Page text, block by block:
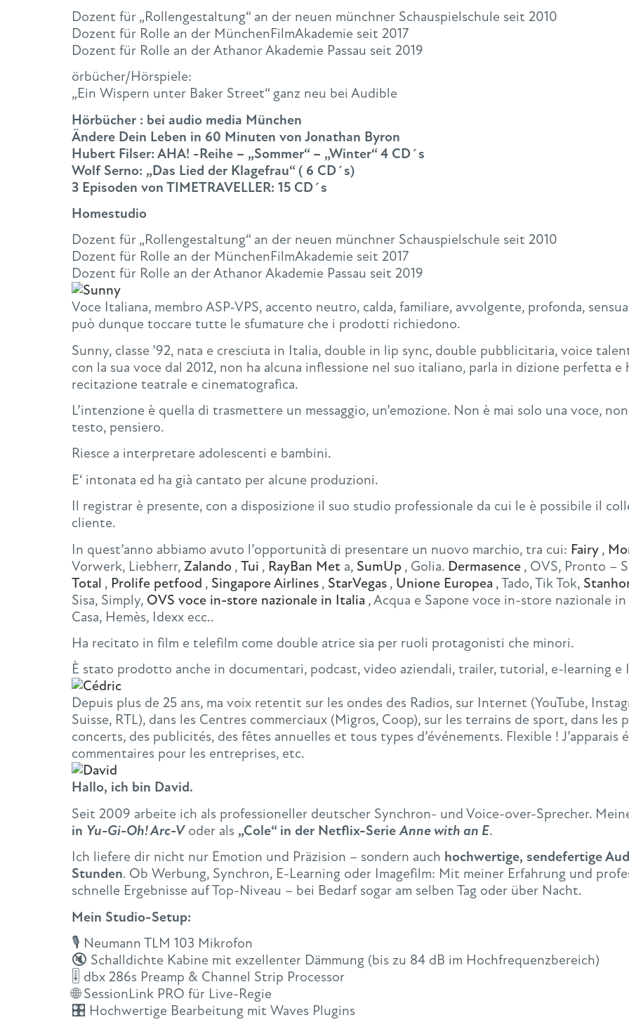
Dozent für „Rollengestaltung“ an der neuen münchner Schauspielschule seit 2010
Dozent für Rolle an der MünchenFilmAkademie seit 2017
Dozent für Rolle an der Athanor Akademie Passau seit 2019
örbücher/Hörspiele:
„Ein Wispern unter Baker Street“ ganz neu bei Audible
Hörbücher : bei audio media München
Ändere Dein Leben in 60 Minuten von Jonathan Byron
Hubert Filser: AHA! -Reihe – „Sommer“ – „Winter“ 4 CD´s
Wolf Serno: „Das Lied der Klagefrau“ ( 6 CD´s)
3 Episoden von TIMETRAVELLER: 15 CD´s
Homestudio
Dozent für „Rollengestaltung“ an der neuen münchner Schauspielschule seit 2010
Dozent für Rolle an der MünchenFilmAkademie seit 2017
Dozent für Rolle an der Athanor Akademie Passau seit 2019
Voce Italiana, membro ASP-VPS, accento neutro, calda, familiare, avvolgente, profonda,
può dunque toccare tutte le sfumature che i prodotti richiedono.
Sunny, classe ’92, nata e cresciuta in Italia, double in lip sync, double pubblicitaria, voice
con la sua voce dal 2012, non ha alcuna inflessione nel suo italiano, parla in dizione perfetta
recitazione teatrale e cinematografica.
L’intenzione è quella di trasmettere un messaggio, un’emozione. Non è mai solo una voce,
testo, pensiero.
Riesce a interpretare adolescenti e bambini.
E‘ intonata ed ha già cantato per alcune produzioni.
Il registrar è presente, con a disposizione il suo studio professionale da cui le è possibile il
cliente.
In quest’anno abbiamo avuto l’opportunità di presentare un nuovo marchio, tra cui: Fairy ,
Vorwerk, Liebherr, Zalando , Tui , RayBan Met a, SumUp , Golia. Dermasence , OVS, Pronto –
Total , Prolife petfood , Singapore Airlines , StarVegas , Unione Europea , Tado, Tik Tok,
Sisa, Simply, OVS voce in-store nazionale in Italia , Acqua e Sapone voce in-store nazionale
Casa, Hemès, Idexx ecc..
Ha recitato in film e telefilm come double atrice sia per ruoli protagonisti che minori.
È stato prodotto anche in documentari, podcast, video aziendali, trailer, tutorial, e-learning e
Depuis plus de 25 ans, ma voix retentit sur les ondes des Radios, sur Internet (YouTube,
Suisse, RTL), dans les Centres commerciaux (Migros, Coop), sur les terrains de sport, dans
concerts, des publicités, des fêtes annuelles et tous types d’événements. Flexible ! J’apparais
commentaires pour les entreprises, etc.
Hallo, ich bin David.
Seit 2009 arbeite ich als professioneller deutscher Synchron- und Voice-over-Sprecher.
in Yu-Gi-Oh! Arc-Voder als „Cole“ in der Netflix-SerieAnne with an E.
Ich liefere dir nicht nur Emotion und Präzision – sondern auch hochwertige, sendefertige
Stunden. Ob Werbung, Synchron, E-Learning oder Imagefilm: Mit meiner Erfahrung und
schnelle Ergebnisse auf Top-Niveau – bei Bedarf sogar am selben Tag oder über Nacht.
Mein Studio-Setup:
🎙 Neumann TLM 103 Mikrofon
🔇 Schalldichte Kabine mit exzellenter Dämmung (bis zu 84 dB im Hochfrequenzbereich)
🎚 dbx 286s Preamp & Channel Strip Processor
🌐 SessionLink PRO für Live-Regie
🎛 Hochwertige Bearbeitung mit Waves Plugins